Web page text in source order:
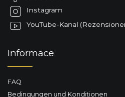
Instagram
YouTube-Kanal
Informace
FAQ
Bedingungen und Konditionen